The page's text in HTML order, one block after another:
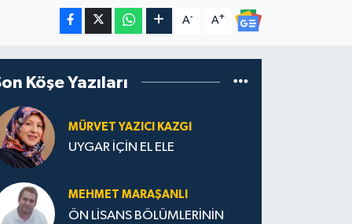
A- A+
Köşe Yazıları
MÜRVET YAZICI KAZGI
UYGAR İÇİN EL ELE
MEHMET MARAŞANLI
ÖN LİSANS BÖLÜMLERİNİN